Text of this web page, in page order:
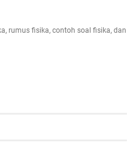
rumus fisika, contoh soal fisika, dan